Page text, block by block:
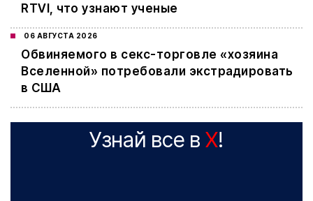
RTVI, что узнают ученые
06 АВГУСТА 2026
Обвиняемого в секс-торговле «хозяина
Вселенной» потребовали экстрадировать
в США
Узнай все в X!